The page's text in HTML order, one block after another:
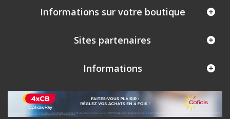
Informations sur votre boutique
Sites partenaires
Informations